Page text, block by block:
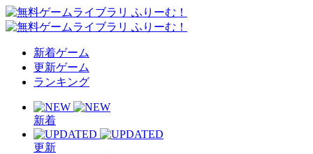
新着ゲーム
更新ゲーム
ランキング
新着
更新